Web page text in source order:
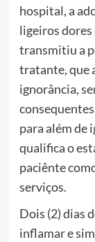
hospital, a
ligeiros
transmitiu a
tratante, que
ignorância,
para além de
qualifica o
paciênte
serviços.
Dois (2) dias
inflamar e